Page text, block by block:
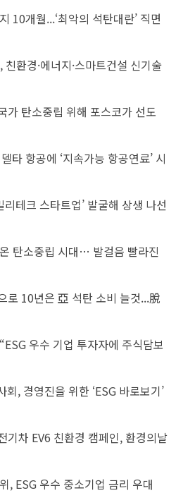
10개월...‘최악의 석탄대란’ 직면
환경·에너지·스마트건설 신기술
가 탄소중립 위해 포스코가 선도
타 항공에 ‘지속가능 항공연료’ 시
리테크 스타트업’ 발굴해 상생 나선
탄소중립 시대… 발걸음 빨라진
로 10년은 亞 석탄 소비 늘것...脫
우수 기업 투자자에 주식담보
회, 경영진을 위한 ‘ESG 바로보기’
기차 EV6 친환경 캠페인, 환경의날
, ESG 우수 중소기업 금리 우대